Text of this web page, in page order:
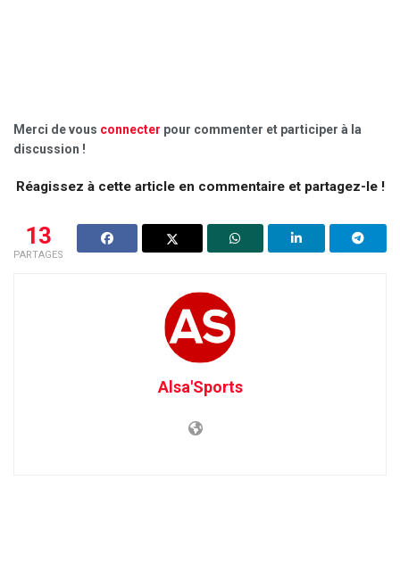
Merci de vous connecter pour commenter et participer à la
discussion !
Réagissez à cette article en commentaire et partagez-le !
13
PARTAGES
Alsa'Sports